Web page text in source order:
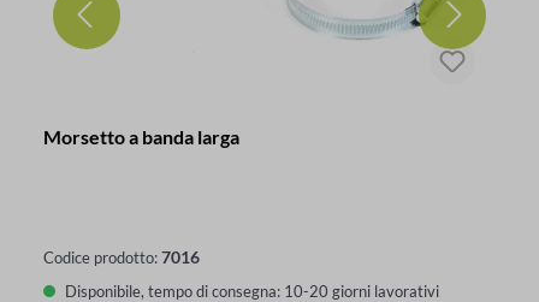
Morsetto a banda larga
Codice prodotto:7016
Disponibile, tempo di consegna: 10-20 giorni lavorativi